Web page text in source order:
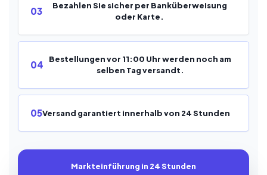
03
Bezahlen Sie sicher per Banküberweisung
oder Karte.
04
Bestellungen vor 11:00 Uhr werden noch am
selben Tag versandt.
05Versand garantiert innerhalb von 24 Stunden
Markteinführung in 24 Stunden